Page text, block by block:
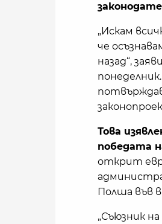
„Искам
че
назад“,
Това
победата
открит
Полша във
„Съюзник